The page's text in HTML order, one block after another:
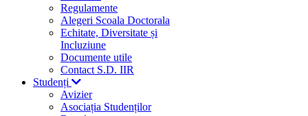
Regulamente
Alegeri Scoala Doctorala
Echitate, Diversitate și
Incluziune
Documente utile
Contact S.D. IIR
Studenți
Avizier
Asociația Studenților